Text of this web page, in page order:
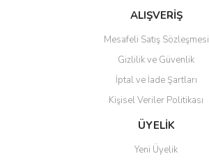
Bu ürüne benzer farklı alternatifler olmalı.
Gönder
ALIŞVERİŞ
Mesafeli Satış Sözleşmesi
Gizlilik ve Güvenlik
İptal ve İade Şartları
Kişisel Veriler Politikası
ÜYELİK
Yeni Üyelik